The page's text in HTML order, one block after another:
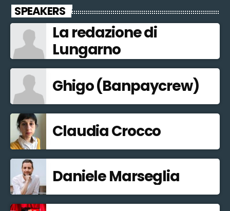
SPEAKERS
La redazione di
Lungarno
Ghigo (Banpaycrew)
Claudia Crocco
Daniele Marseglia